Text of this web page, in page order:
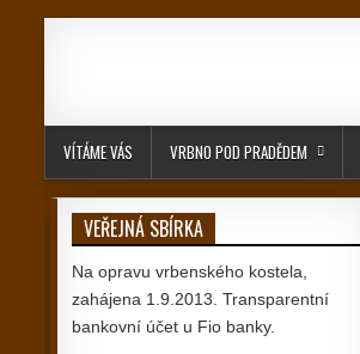
VÍTÁME VÁS VRBNO POD PRADĚDEM
VEŘEJNÁ SBÍRKA
Na opravu vrbenského kostela,
zahájena 1.9.2013. Transparentní
bankovní účet u Fio banky.